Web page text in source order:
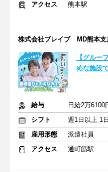
アクセス
熊本駅
株式会社ブレイブ MD熊本支
【グル
めな施設
給与
日給2万
シフト
週1日以上 1
雇用形態
派遣社員
アクセス
通町筋駅